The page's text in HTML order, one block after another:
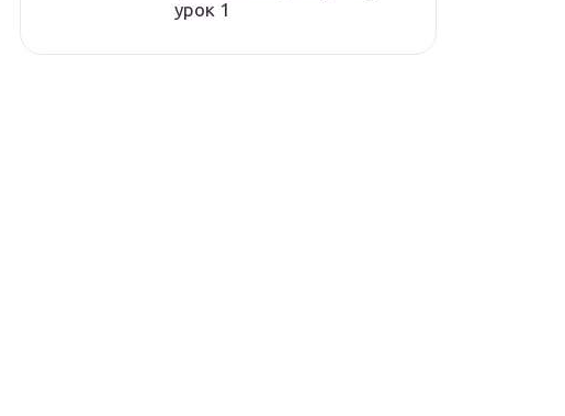
урок 1